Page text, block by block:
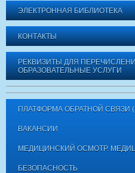
ЭЛЕКТРОННАЯ БИБЛИОТЕКА
КОНТАКТЫ
РЕКВИЗИТЫ ДЛЯ
ОБРАЗОВАТЕЛЬНЫЕ УСЛУГИ
ПЛАТФОРМА ОБРАТНОЙ СВЯЗИ
ВАКАНСИИ
МЕДИЦИНСКИЙ ОСМОТР.
БЕЗОПАСНОСТЬ